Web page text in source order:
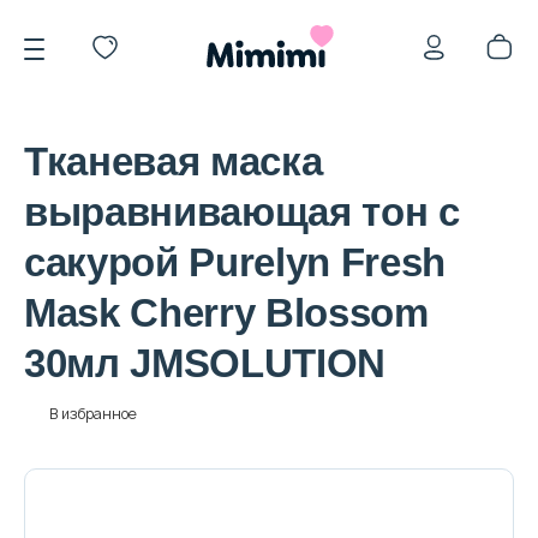
*OVERSTOCK -30%
Уход за лицом
Тканевая маска
выравнивающая тон с
сакурой Purelyn Fresh
Mask Cherry Blossom
30мл JMSOLUTION
В избранное